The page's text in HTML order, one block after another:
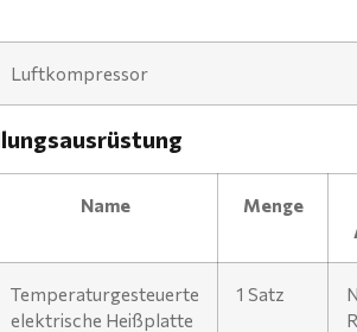
Luftkompressor
Name
Menge
Temperaturgesteuerte
elektrische Heißplatte
1 Satz